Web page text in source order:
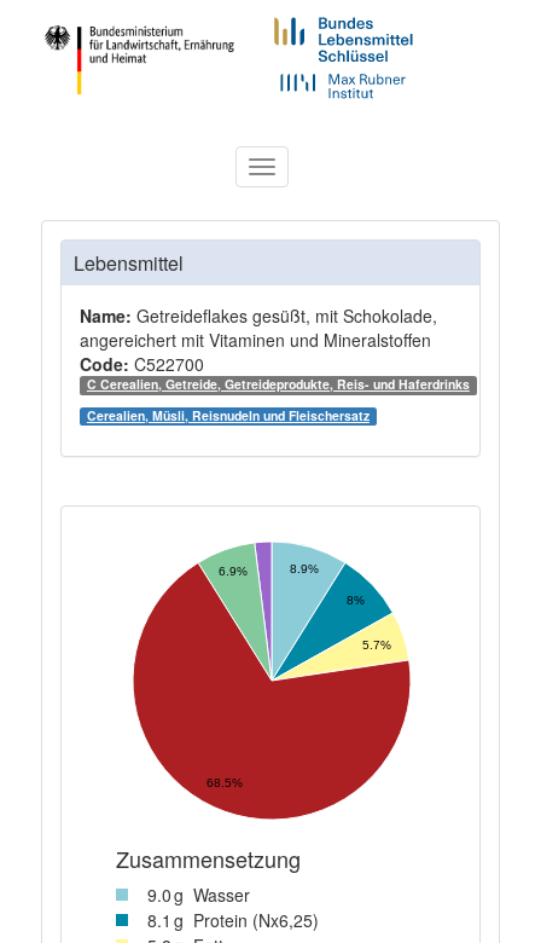
Toggle
navigation
Lebensmittel
Name: Getreideflakes gesüßt, mit Schokolade,
angereichert mit Vitaminen und Mineralstoffen
Code: C522700
C Cerealien, Getreide, Getreideprodukte, Reis- und Haferdrinks
Cerealien, Müsli, Reisnudeln und Fleischersatz
8.9%
8%
5.7%
6.9%
68.5%
Zusammensetzung
9.0g Wasser
8.1 g Protein (Nx6,25)